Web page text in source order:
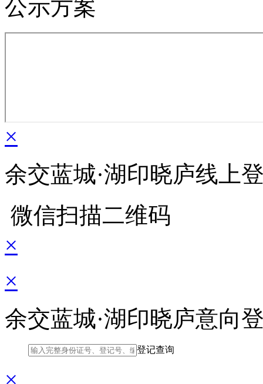
公示方案
×
余交蓝城·湖印晓庐线上
微信扫描二维码
×
×
余交蓝城·湖印晓庐意向
登记查询